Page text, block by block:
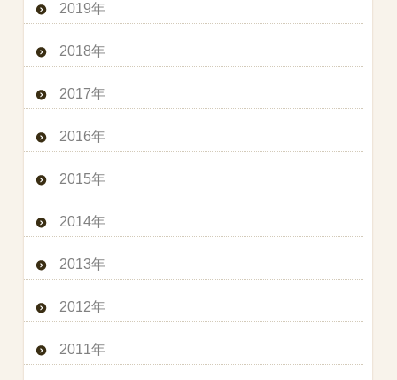
2019年
2018年
2017年
2016年
2015年
2014年
2013年
2012年
2011年